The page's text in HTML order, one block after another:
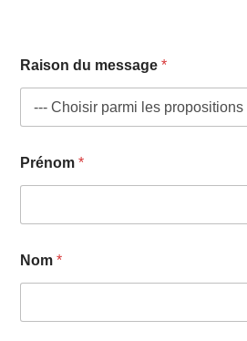
Raison du message *
Prénom *
Nom *